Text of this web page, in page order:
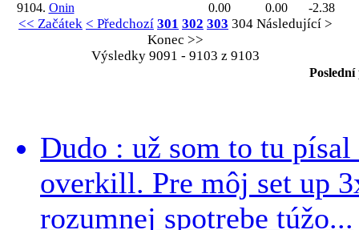
9104. Onin 0.00 0.00 -2.38
<< Začátek < Předchozí 301 302 303 304 Následující >
Konec >>
Výsledky 9091 - 9103 z 9103
Dudo : už som to tu
overkill. Pre môj set up
rozumnej spotrebe túžo...